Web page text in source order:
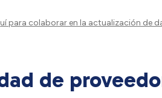
para colaborar en la actualización de
de